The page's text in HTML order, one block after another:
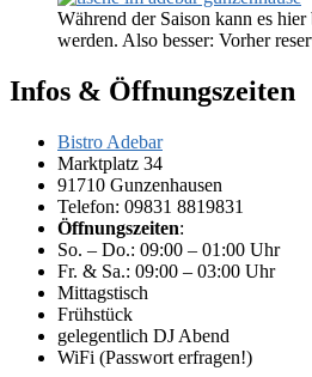
Während der Saison kann es
werden. Also besser: Vorher
Infos & Öffnungszeiten
Bistro Adebar
Marktplatz 34
91710 Gunzenhausen
Telefon: 09831 8819831
Öffnungszeiten:
So. – Do.: 09:00 – 01:00 Uhr
Fr. & Sa.: 09:00 – 03:00 Uhr
Mittagstisch
Frühstück
gelegentlich DJ Abend
WiFi (Passwort erfragen!)